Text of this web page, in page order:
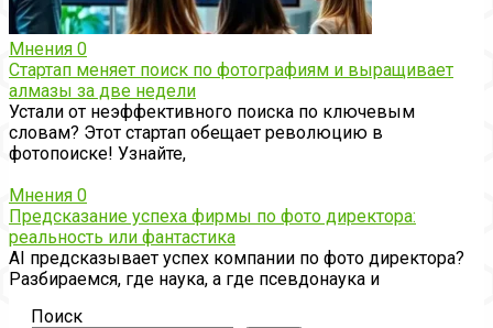
Мнения 0
Стартап меняет поиск по фотографиям и выращивает
алмазы за две недели
Устали от неэффективного поиска по ключевым
словам? Этот стартап обещает революцию в
фотопоиске! Узнайте,
Мнения 0
Предсказание успеха фирмы по фото директора:
реальность или фантастика
AI предсказывает успех компании по фото директора?
Разбираемся, где наука, а где псевдонаука и
Поиск